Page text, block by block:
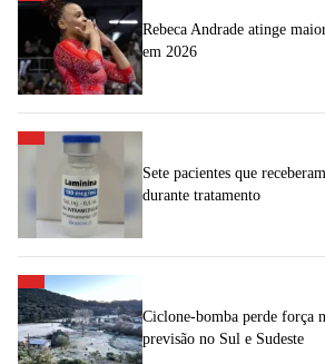
Rebeca Andrade atinge
em 2026
Sete pacientes que
durante tratamento
Ciclone-bomba perde força
previsão no Sul e Sudeste